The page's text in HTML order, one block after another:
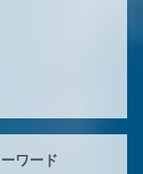
ワード